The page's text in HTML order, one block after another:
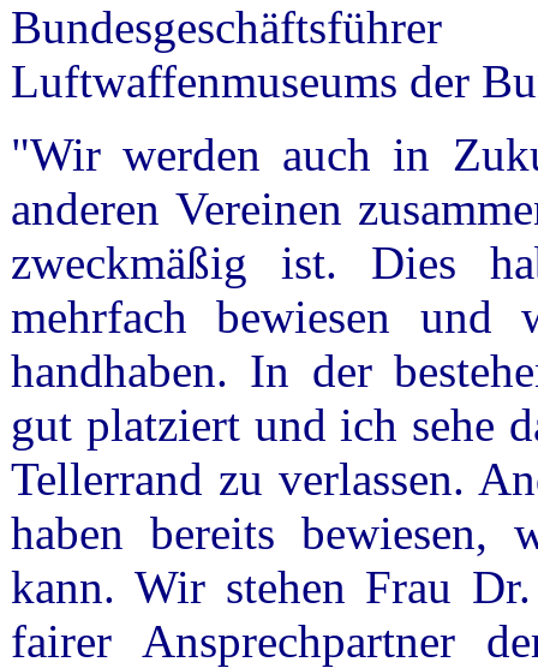
Luftwaffenmuseums der
"Wir werden auch in
anderen Vereinen
zweckmäßig ist. Dies
mehrfach bewiesen
handhaben. In der
gut platziert und ich sehe
Tellerrand zu verlassen.
haben bereits bewiesen,
kann. Wir stehen Frau
fairer Ansprechpartner